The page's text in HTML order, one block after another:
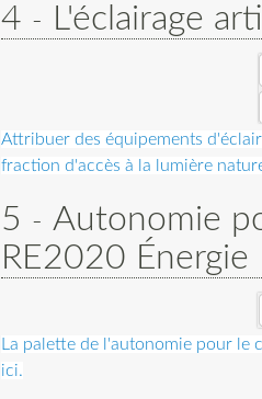
4 L'éclairage
Attribuer des équipements
fraction d'accès à la lumière
5
Autonomie
RE2020 Énergie
La palette de l'autonomie pour le
ici.